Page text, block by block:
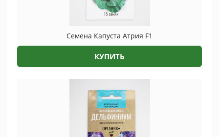
Семена Капуста Атрия F1
КУПИТЬ